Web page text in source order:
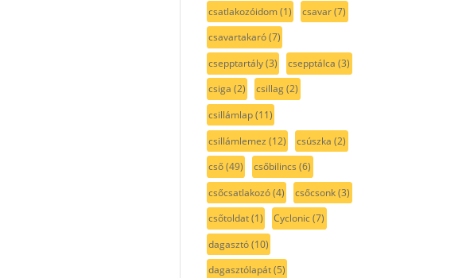
csatlakozóidom(1) csavar(7)
csavartakaró(7)
csepptartály(3) csepptálca (3)
csiga (2) csillag(2)
csillámlap(11)
csillámlemez (12) csúszka (2)
cső(49) csőbilincs (6)
csőcsatlakozó(4) csőcsonk(3)
csőtoldat(1) Cyclonic(7)
dagasztó(10)
dagasztólapát(5)